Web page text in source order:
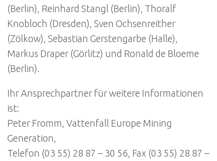
(Berlin), Reinhard Stangl (Berlin), Thoralf
Knobloch (Dresden), Sven Ochsenreither
(Zölkow), Sebastian Gerstengarbe (Halle),
Markus Draper (Görlitz) und Ronald de Bloeme
(Berlin).
Ihr Ansprechpartner für weitere Informationen
ist:
Peter Fromm, Vattenfall Europe Mining
Generation,
Telefon (03 55) 28 87 – 30 56, Fax (03 55) 28 87 –